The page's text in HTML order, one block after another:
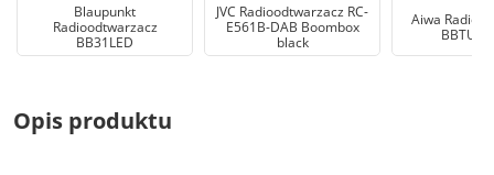
Blaupunkt
Radioodtwarzacz
BB31LED
JVC Radioodtwarzacz RC-
E561B-DAB Boombox
black
Aiwa
BBTU-
Opis produktu